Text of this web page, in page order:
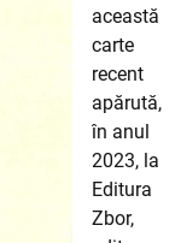
această
carte
recent
apărută,
în anul
2023, la
Editura
Zbor,